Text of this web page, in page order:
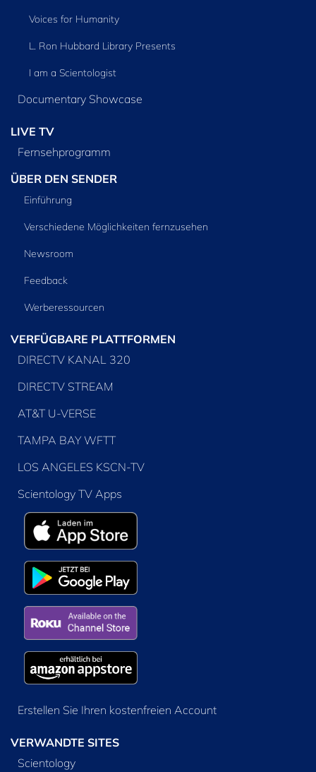
Voices for Humanity
L. Ron Hubbard Library Presents
I am a Scientologist
Documentary Showcase
LIVE TV
Fernsehprogramm
ÜBER DEN SENDER
Einführung
Verschiedene Möglichkeiten fernzusehen
Newsroom
Feedback
Werberessourcen
VERFÜGBARE PLATTFORMEN
DIRECTV KANAL 320
DIRECTV STREAM
AT&T U-VERSE
TAMPA BAY WFTT
LOS ANGELES KSCN-TV
Scientology TV Apps
Erstellen Sie Ihren kostenfreien Account
VERWANDTE SITES
Scientology